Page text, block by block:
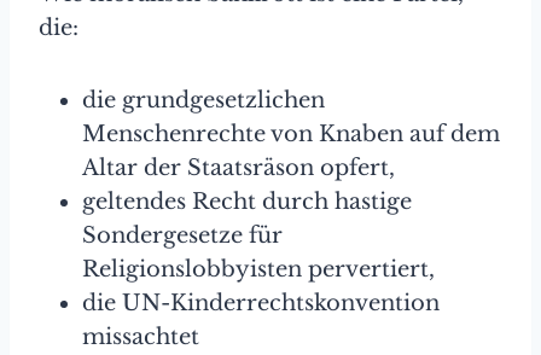
die:
die grundgesetzlichen
Menschenrechte von Knaben auf dem
Altar der Staatsräson opfert,
geltendes Recht durch hastige
Sondergesetze für
Religionslobbyisten pervertiert,
die UN-Kinderrechtskonvention
missachtet